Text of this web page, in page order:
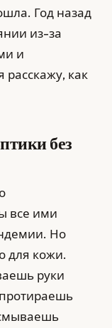
Год назад
из-за
и
расскажу, как
без
все ими
Но
для кожи.
руки